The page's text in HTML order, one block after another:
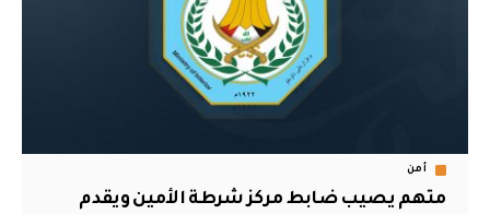
أمن
متهم يصيب ضابط مركز شرطة الأمين ويقدم